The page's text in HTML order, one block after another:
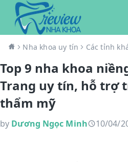
Nha khoa uy tín Các tỉnh
Top 9 nha khoa
Trang uy tín, hỗ trợ
thẩm mỹ
by Dương Ngọc Minh 10/04/